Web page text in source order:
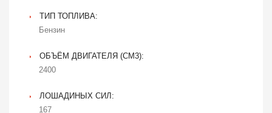
ТИП ТОПЛИВА:
Бензин
ОБЪЁМ ДВИГАТЕЛЯ (CM3):
2400
ЛОШАДИНЫХ СИЛ:
167